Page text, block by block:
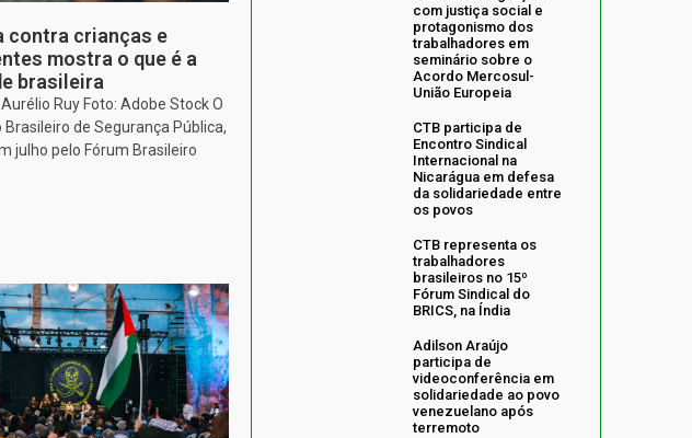
contra crianças e
mostra o que é a
brasileira
Ruy Foto: Adobe Stock O
Brasileiro de Segurança Pública,
julho pelo Fórum Brasileiro
com justiça social e
protagonismo dos
trabalhadores em
seminário sobre o
Acordo Mercosul-
União Europeia
CTB participa de
Encontro Sindical
Internacional na
Nicarágua em defesa
da solidariedade entre
os povos
CTB representa os
trabalhadores
brasileiros no 15º
Fórum Sindical do
BRICS, na Índia
Adilson Araújo
participa de
videoconferência em
solidariedade ao povo
venezuelano após
terremoto